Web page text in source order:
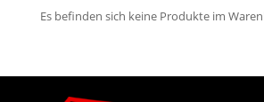
Es befinden sich keine Produkte im